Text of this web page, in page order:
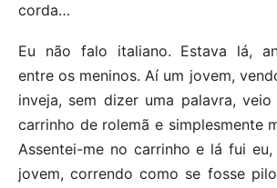
corda…
Eu não falo italiano. Estava lá,
entre os meninos. Aí um jovem,
inveja, sem dizer uma palavra, veio
carrinho de rolemã e simplesmente
Assentei-me no carrinho e lá fui
jovem, correndo como se fosse